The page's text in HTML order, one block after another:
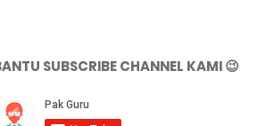
SUBSCRIBE CHANNEL KAMI 😉